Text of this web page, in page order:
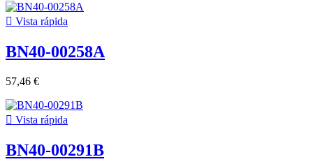
 Vista rápida
BN40-00258A
57,46 €
 Vista rápida
BN40-00291B